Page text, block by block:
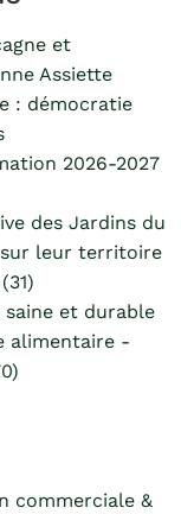
et
Assiette
: démocratie
2026-2027
des Jardins du
leur territoire
et durable
alimentaire -
commerciale &